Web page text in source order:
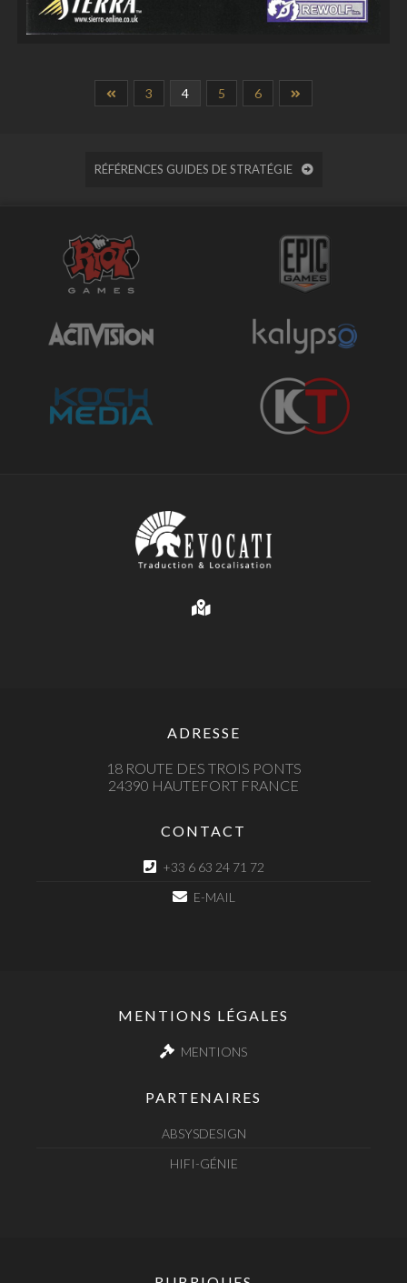
3 4 5 6
RÉFÉRENCES GUIDES DE STRATÉGIE
ADRESSE
18 ROUTE DES TROIS PONTS
24390 HAUTEFORT FRANCE
CONTACT
+33 6 63 24 71 72
E-MAIL
MENTIONS LÉGALES
MENTIONS
PARTENAIRES
ABSYSDESIGN
HIFI-GÉNIE